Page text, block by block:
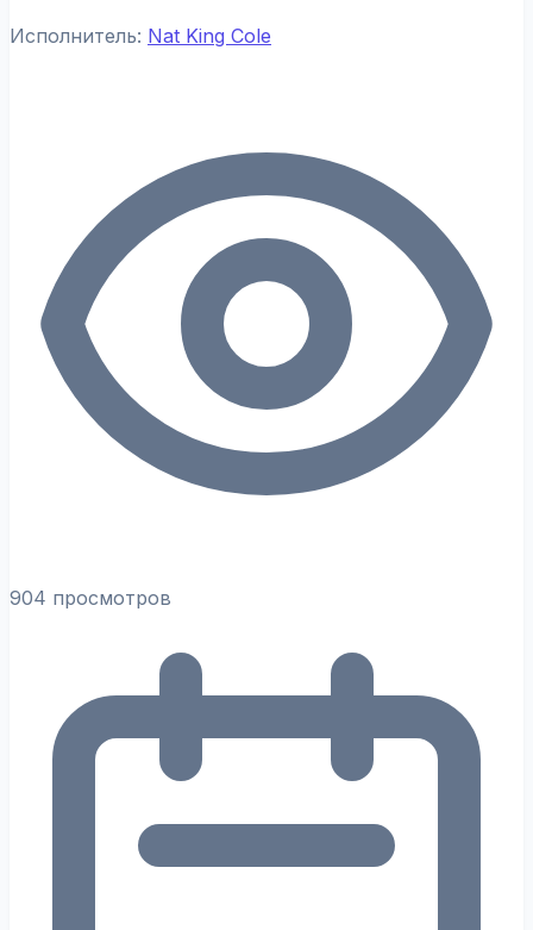
Исполнитель: Nat King Cole
904 просмотров